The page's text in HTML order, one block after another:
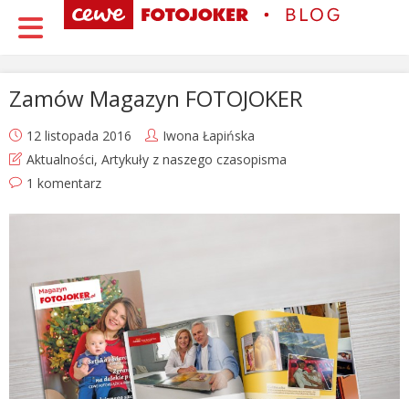
Zamów Magazyn FOTOJOKER
12 listopada 2016
Iwona Łapińska
Aktualności, Artykuły z naszego czasopisma
1 komentarz